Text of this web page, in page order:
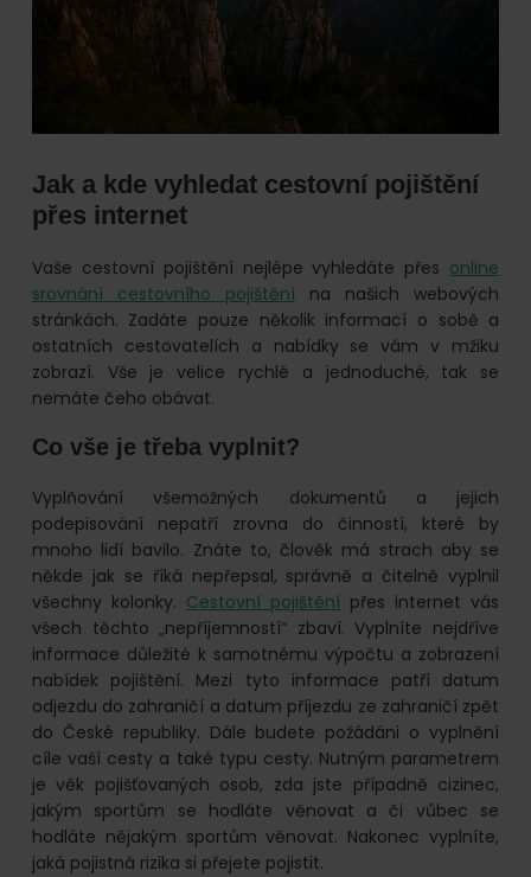
Jak a kde vyhledat cestovní pojištění
přes internet
Vaše cestovní pojištění nejlépe vyhledáte přes online
srovnání cestovního pojištěnína našich webových
stránkách. Zadáte pouze několik informací o sobě a
ostatních cestovatelích a nabídky se vám v mžiku
zobrazí. Vše je velice rychlé a jednoduché, tak se
nemáte čeho obávat.
Co vše je třeba vyplnit?
Vyplňování všemožných dokumentů a jejich
podepisování nepatří zrovna do činností, které by
mnoho lidí bavilo. Znáte to, člověk má strach aby se
někde jak se říká nepřepsal, správně a čitelně vyplnil
všechny kolonky. Cestovní pojištění přes internet vás
všech těchto „nepříjemností“ zbaví. Vyplníte nejdříve
informace důležité k samotnému výpočtu a zobrazení
nabídek pojištění. Mezi tyto informace patří datum
odjezdu do zahraničí a datum příjezdu ze zahraničí zpět
do České republiky. Dále budete požádáni o vyplnění
cíle vaší cesty a také typu cesty. Nutným parametrem
je věk pojišťovaných osob, zda jste případně cizinec,
jakým sportům se hodláte věnovat a či vůbec se
hodláte nějakým sportům věnovat. Nakonec vyplníte,
jaká pojistná rizika si přejete pojistit.